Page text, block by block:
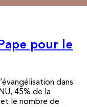
pour le
dans
45% de la
le nombre de